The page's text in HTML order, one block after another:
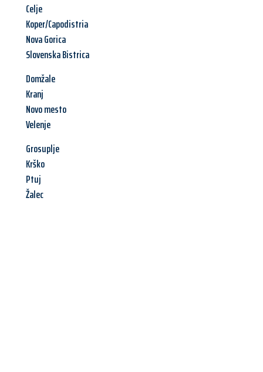
Celje
Koper/Capodistria
Nova Gorica
Slovenska Bistrica
Domžale
Kranj
Novo mesto
Velenje
Grosuplje
Krško
Ptuj
Žalec